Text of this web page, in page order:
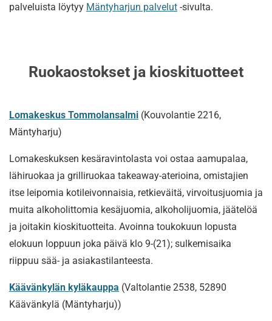
palveluista löytyy Mäntyharjun palvelut -sivulta.
Ruokaostokset ja kioskituotteet
Lomakeskus Tommolansalmi (Kouvolantie 2216,
Mäntyharju)
Lomakeskuksen kesäravintolasta voi ostaa aamupalaa,
lähiruokaa ja grilliruokaa takeaway-aterioina, omistajien
itse leipomia kotileivonnaisia, retkieväitä, virvoitusjuomia ja
muita alkoholittomia kesäjuomia, alkoholijuomia, jäätelöä
ja joitakin kioskituotteita. Avoinna toukokuun lopusta
elokuun loppuun joka päivä klo 9-(21); sulkemisaika
riippuu sää- ja asiakastilanteesta.
Käävänkylän kyläkauppa (Valtolantie 2538, 52890
Käävänkylä (Mäntyharju))